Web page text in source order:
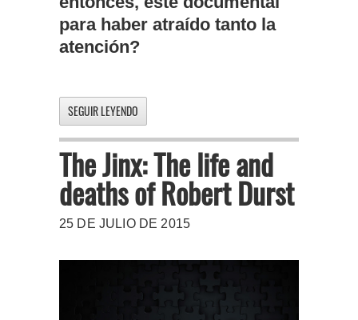
para haber atraído tanto la
atención?
SEGUIR LEYENDO
The Jinx: The life and
deaths of Robert Durst
25 DE JULIO DE 2015